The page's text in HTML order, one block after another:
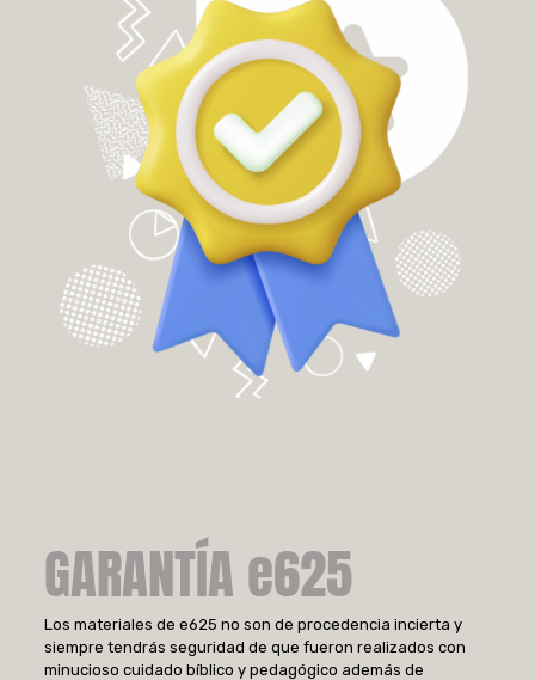
GARANTÍA e625
Los materiales de e625 no son de procedencia incierta y
siempre tendrás seguridad de que fueron realizados con
minucioso cuidado bíblico y pedagógico además de